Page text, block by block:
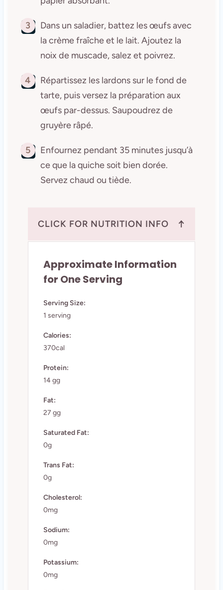
3
Dans un saladier, battez les œufs avec
la crème fraîche et le lait. Ajoutez la
noix de muscade, salez et poivrez.
4
Répartissez les lardons sur le fond de
tarte, puis versez la préparation aux
œufs par-dessus. Saupoudrez de
gruyère râpé.
5
Enfournez pendant 35 minutes jusqu’à
ce que la quiche soit bien dorée.
Servez chaud ou tiède.
CLICK FOR NUTRITION INFO ↑
Approximate Information
for One Serving
Serving Size:
1 serving
Calories:
370cal
Protein:
14 gg
Fat:
27 gg
Saturated Fat:
0g
Trans Fat:
0g
Cholesterol:
0mg
Sodium:
0mg
Potassium:
0mg